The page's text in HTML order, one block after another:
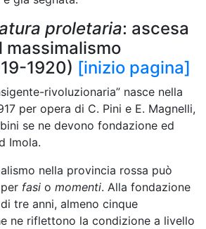
proletaria: ascesa
massimalismo
1920) [inizio pagina]
rivoluzionaria” nasce nella
per opera di C. Pini e E. Magnelli,
se ne devono fondazione ed
Imola.
nella provincia rossa può
fasi o momenti. Alla fondazione
tre anni, almeno cinque
ne riflettono la condizione a livello